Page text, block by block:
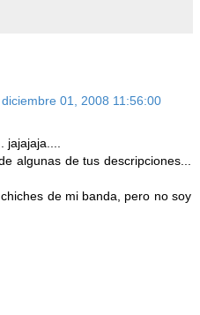
01, 2008 11:56:00
algunas de tus descripciones...
de mi banda, pero no soy